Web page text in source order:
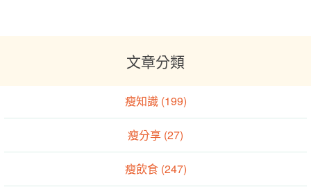
文章分類
瘦知識 (199)
瘦分享 (27)
瘦飲食 (247)